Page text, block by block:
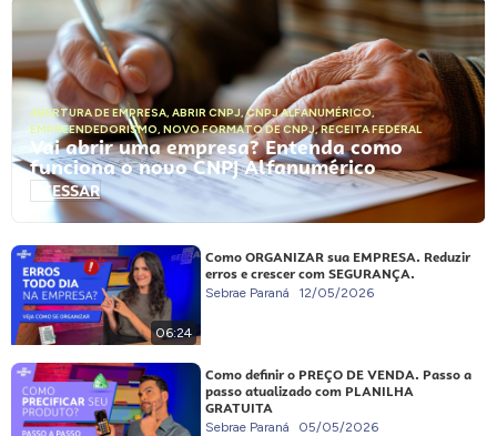
ABERTURA DE EMPRESA, ABRIR CNPJ,CNPJ ALFANUMÉRICO,
EMPREENDEDORISMO, NOVO FORMATO DE CNPJ,RECEITA FEDERAL
Vai abrir uma empresa? Entenda como
funciona o novo CNPJ Alfanumérico
ACESSAR
06:24
Como ORGANIZAR sua EMPRESA. Reduzir
erros e crescer com SEGURANÇA.
Sebrae Paraná 12/05/2026
Como definir o PREÇO DE VENDA. Passo a
passo atualizado com PLANILHA
GRATUITA
Sebrae Paraná 05/05/2026